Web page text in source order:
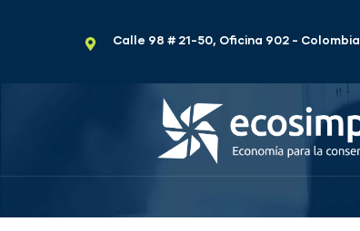
Calle 98 # 21-50, Oficina 902 - Colombia